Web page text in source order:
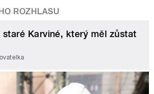
ROZHLASU
staré Karviné, který měl zůstat